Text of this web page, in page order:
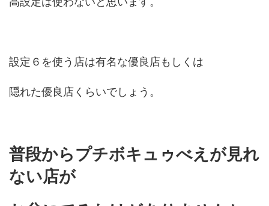
設定６を使う店は有名な優良店もしくは
隠れた優良店くらいでしょう。
普段からプチボキュゥべえが見れ
ない店が